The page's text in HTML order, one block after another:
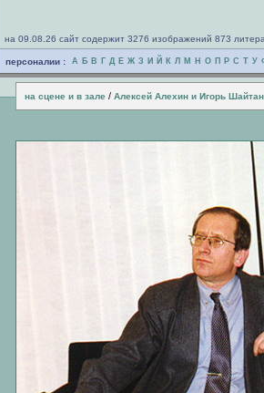
на 09.08.26 сайт содержит 3276 изображений 873
персоналии : А Б В Г Д Е Ж З И Й К Л М Н О П Р С Т У
на сцене и в зале / Алексей Алехин и Игорь